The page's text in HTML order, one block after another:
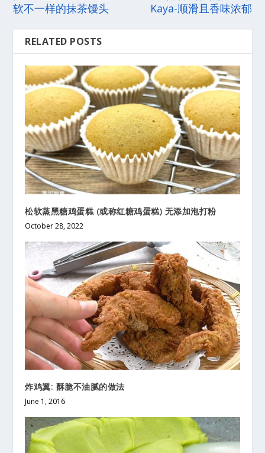
软不一样的抹茶馒头
Kaya-顺滑且香味浓郁
RELATED POSTS
松软蒸黑糖鸡蛋糕 (或称红糖鸡蛋糕) 无添加泡打粉
October 28, 2022
炸鸡翼: 酥脆不油腻的做法
June 1, 2016